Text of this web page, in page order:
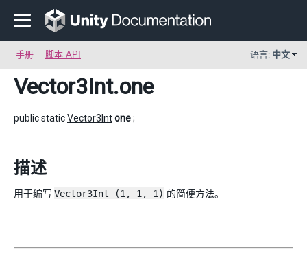
手册 脚本 API 语言: 中文
Vector3Int.one
public staticVector3Intone;
描述
用于编写 Vector3Int (1, 1, 1) 的简便方法。